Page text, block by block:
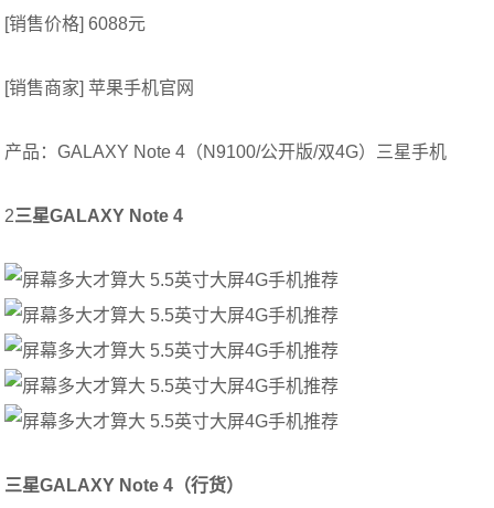
[销售价格] 6088元
[销售商家] 苹果手机官网
产品：GALAXY Note 4（N9100/公开版/双4G）三星手机
2三星GALAXY Note 4
三星GALAXY Note 4（行货）